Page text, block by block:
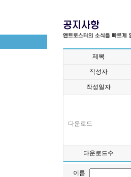
제목
작성자
작성일자
다운로드
다운로드수
이름